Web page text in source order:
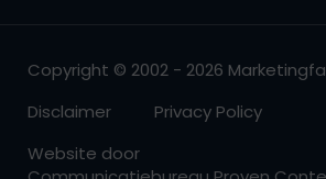
Copyright © 2002 - 2026
Disclaimer
Privacy Policy
Website door